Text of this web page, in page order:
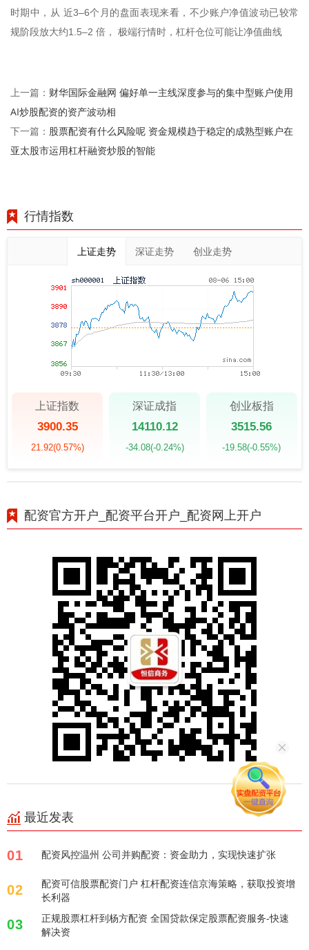
时期中，从 近3–6个月的盘面表现来看，不少账户净值波动已较常
规阶段放大约1.5–2 倍， 极端行情时，杠杆仓位可能让净值曲线
上一篇： 财华国际金融网 偏好单一主线深度参与的集中型账户使用
AI炒股配资的资产波动相
下一篇： 股票配资有什么风险呢 资金规模趋于稳定的成熟型账户在
亚太股市运用杠杆融资炒股的智能
行情指数
上证走势 深证走势 创业走势
上证指数
3900.35
21.92(0.57%)
深证成指
14110.12
-34.08(-0.24%)
创业板指
3515.56
-19.58(-0.55%)
配资官方开户_配资平台开户_配资网上开户
最近发表
01 配资风控温州 公司并购配资：资金助力，实现快速扩张
02
配资可信股票配资门户 杠杆配资连信京海策略，获取投资增
长利器
03
正规股票杠杆到杨方配资 全国贷款保定股票配资服务-快速
解决资